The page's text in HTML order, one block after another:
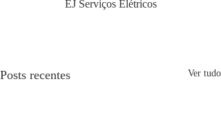
EJ Serviços Elétricos
Posts recentes Ver tudo